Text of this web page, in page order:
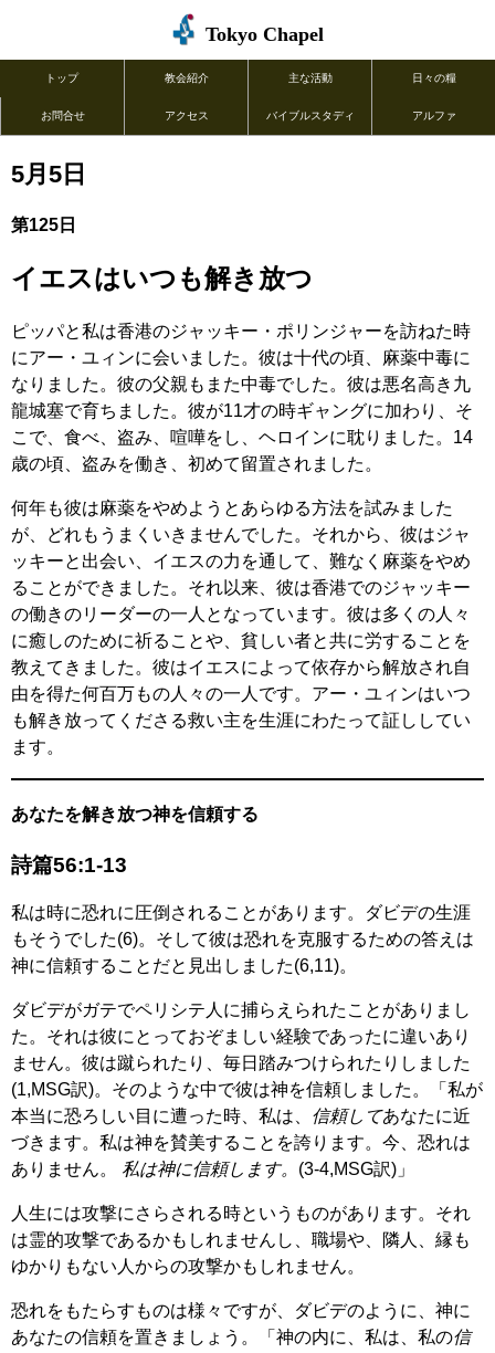
Tokyo Chapel
トップ 教会紹介 主な活動 日々の糧
お問合せ アクセス バイブルスタディ アルファ
5月5日
第125日
イエスはいつも解き放つ
ピッパと私は香港のジャッキー・ポリンジャーを訪ねた時
にアー・ユィンに会いました。彼は十代の頃、麻薬中毒に
なりました。彼の父親もまた中毒でした。彼は悪名高き九
龍城塞で育ちました。彼が11才の時ギャングに加わり、そ
こで、食べ、盗み、喧嘩をし、ヘロインに耽りました。14
歳の頃、盗みを働き、初めて留置されました。
何年も彼は麻薬をやめようとあらゆる方法を試みました
が、どれもうまくいきませんでした。それから、彼はジャ
ッキーと出会い、イエスの力を通して、難なく麻薬をやめ
ることができました。それ以来、彼は香港でのジャッキー
の働きのリーダーの一人となっています。彼は多くの人々
に癒しのために祈ることや、貧しい者と共に労することを
教えてきました。彼はイエスによって依存から解放され自
由を得た何百万もの人々の一人です。アー・ユィンはいつ
も解き放ってくださる救い主を生涯にわたって証ししてい
ます。
あなたを解き放つ神を信頼する
詩篇56:1-13
私は時に恐れに圧倒されることがあります。ダビデの生涯
もそうでした(6)。そして彼は恐れを克服するための答えは
神に信頼することだと見出しました(6,11)。
ダビデがガテでペリシテ人に捕らえられたことがありまし
た。それは彼にとっておぞましい経験であったに違いあり
ません。彼は蹴られたり、毎日踏みつけられたりしました
(1,MSG訳)。そのような中で彼は神を信頼しました。「私が
本当に恐ろしい目に遭った時、私は、 信頼してあなたに近
づきます。私は神を賛美することを誇ります。今、恐れは
ありません。 私は神に信頼します。 (3-4,MSG訳)」
人生には攻撃にさらされる時というものがあります。それ
は霊的攻撃であるかもしれませんし、職場や、隣人、縁も
ゆかりもない人からの攻撃かもしれません。
恐れをもたらすものは様々ですが、ダビデのように、神に
あなたの信頼を置きましょう。「神の内に、私は、私の信